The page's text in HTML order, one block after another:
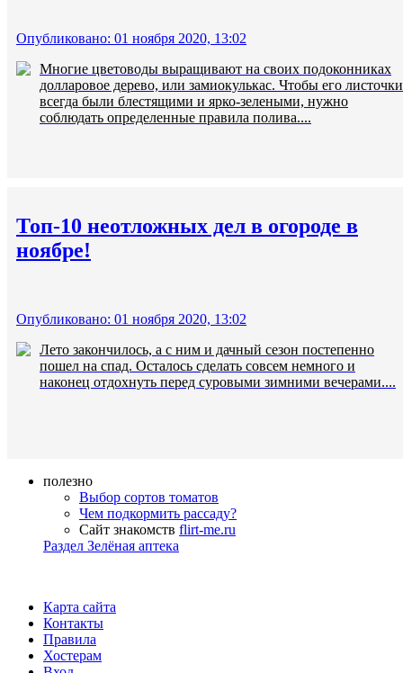
Опубликовано: 01 ноября 2020, 13:02
Многие цветоводы выращивают на своих подоконниках
долларовое дерево, или замиокулькас. Чтобы его листочки
всегда были блестящими и ярко-зелеными, нужно
соблюдать определенные правила полива....
Топ-10 неотложных дел в огороде в
ноябре!
Опубликовано: 01 ноября 2020, 13:02
Лето закончилось, а с ним и дачный сезон постепенно
пошел на спад. Осталось сделать совсем немного и
наконец отдохнуть перед суровыми зимними вечерами....
полезно
Выбор сортов томатов
Чем подкормить рассаду?
Сайт знакомств flirt-me.ru
Раздел Зелёная аптека
Карта сайта
Контакты
Правила
Хостерам